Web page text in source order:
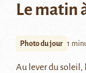
Le matin
Photo du jour 1
Au lever du soleil,